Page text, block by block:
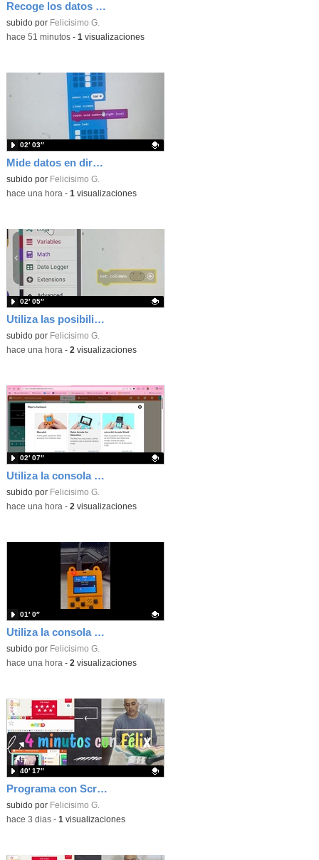
Recoge los datos en una gráfica programando tu placa microbit con MakeCode y conoce la Tª y nivel de luz en este eclipse
Contenido educativo.
subido por Felicisimo G.
-hace 51 minutos- 1 visualizaciones
Mide datos en directo usando tu placa microbit y programando con MakeCode dos placas conectadas por radio
Contenido educativo.
subido por Felicisimo G.
02′ 03″
-hace una hora - 1 visualizaciones
Utiliza las posibilidades de tu microbit programando com MakeCode para medir temperatura y nivel de luz con Datalogger
Contenido educativo.
subido por Felicisimo G.
02′ 05″
-hace una hora - 2 visualizaciones
Utiliza la consola Mewbit de Kittenbot para llevar tus juegos arcade de MakeCode a tu mano
Contenido educativo.
subido por Felicisimo G.
02′ 07″
-hace una hora - 2 visualizaciones
Utiliza la consola Meowbit de KIttenbot para jugar con tus programas MakeCode Arcade
Contenido educativo.
subido por Felicisimo G.
01′ 0″
-hace una hora - 2 visualizaciones
Programa con Scratch, 8 diferentes juegos para vivir la emoción de los partidos de España en el mundial 2026
Contenido educativo.
subido por Felicisimo G.
40′ 17″
-hace 3 dias- 1 visualizaciones